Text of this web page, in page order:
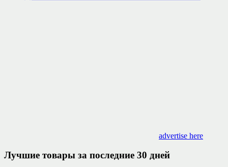
advertise here
Лучшие товары за последние 30 дней